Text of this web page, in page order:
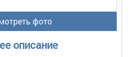
фото
описание